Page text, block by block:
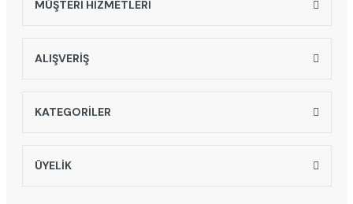
MÜŞTERİ HİZMETLERİ
ALIŞVERİŞ
KATEGORİLER
ÜYELİK